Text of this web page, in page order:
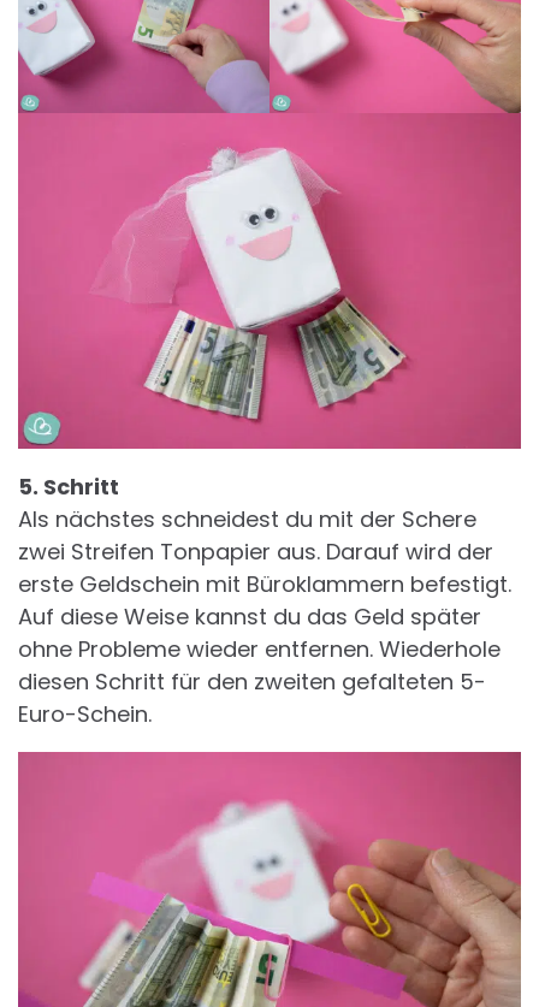
5. Schritt
Als nächstes schneidest du mit der Schere
zwei Streifen Tonpapier aus. Darauf wird der
erste Geldschein mit Büroklammern befestigt.
Auf diese Weise kannst du das Geld später
ohne Probleme wieder entfernen. Wiederhole
diesen Schritt für den zweiten gefalteten 5-
Euro-Schein.